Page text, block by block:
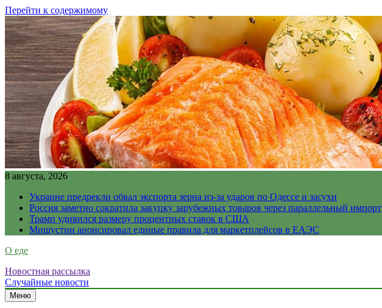
Перейти к содержимому
8 августа, 2026
Украине предрекли обвал экспорта зерна из-за ударов по Одессе и засухи
Россия заметно сократила закупку зарубежных товаров через параллельный импорт
Трамп удивился размеру процентных ставок в США
Мишустин анонсировал единые правила для маркетплейсов в ЕАЭС
О еде
Новостная рассылка
Случайные новости
Меню